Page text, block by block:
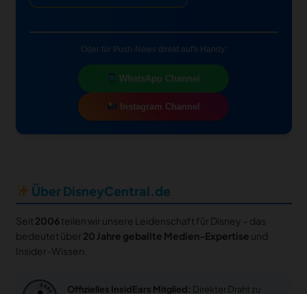
Oder für Push-News direkt auf's Handy:
WhatsApp Channel
Instagram Channel
Über DisneyCentral.de
Seit 2006teilen wir unsere Leidenschaft für Disney – das
bedeutet über 20 Jahre geballte Medien-Expertise und
Insider-Wissen.
Offizielles InsidEars Mitglied: Direkter Draht zu